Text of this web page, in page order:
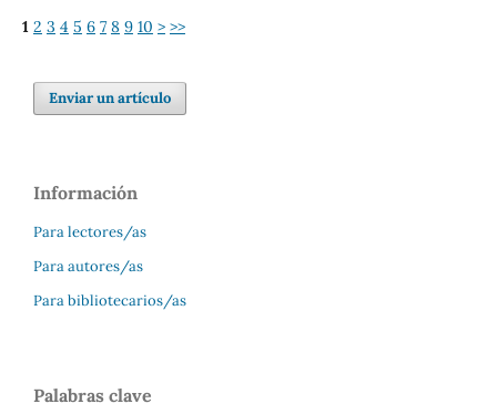
1 2 3 4 5 6 7 8 9 10 > >>
Enviar un artículo
Información
Para lectores/as
Para autores/as
Para bibliotecarios/as
Palabras clave